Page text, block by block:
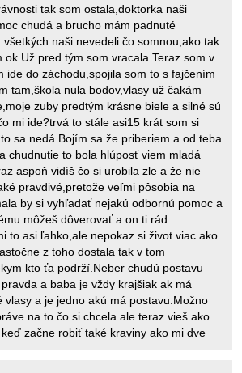
tak som ostala,doktorka naši
chudá a brucho mám padnuté
naši nevedeli čo somnou,ako tak
ok.Už pred tým som vracala.Teraz som v
ide do záchodu,spojila som to s fajčením
tam,škola nula bodov,vlasy už čakám
zuby predtým krásne biele a silné sú
mi ide?trvá to stále asi15 krát som si
sa nedá.Bojím sa že priberiem a od teba
chudnutie to bola hlúposť viem mladá
aspoň vidíš čo si urobila zle a že nie
pravdivé,pretože veľmi pôsobia na
by si vyhľadať nejakú odbornú pomoc a
môžeš dôverovať a on ti rád
to asi ľahko,ale nepokaz si život viac ako
z toho dostala tak v tom
kto ťa podrží.Neber chudú postavu
a baba je vždy krajšiak ak má
vlasy a je jedno akú má postavu.Možno
na to čo si chcela ale teraz vieš ako
začne robiť také kraviny ako mi dve